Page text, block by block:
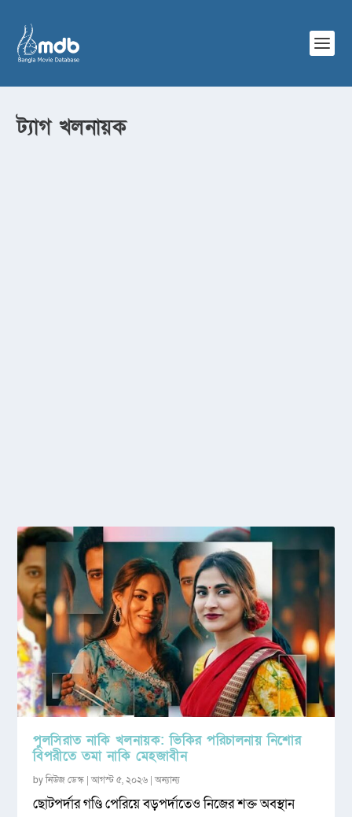
ট্যাগ খলনায়ক
পুলসিরাত নাকি খলনায়ক: ভিকির পরিচালনায় নিশোর
বিপরীতে তমা নাকি মেহজাবীন
byনিউজ ডেস্ক |আগস্ট ৫, ২০২৬ |অন্যান্য
ছোটপর্দার গণ্ডি পেরিয়ে বড়পর্দাতেও নিজের শক্ত অবস্থান